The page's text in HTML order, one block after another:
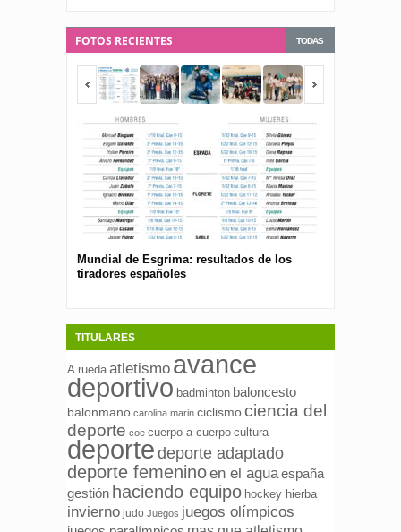
TODAS
FOTOS RECIENTES
Mundial de Esgrima: resultados de los
tiradores españoles
TITULARES
A rueda atletismo avance
deportivo badminton baloncesto
balonmano carolina marin ciclismociencia del
deporte coe cuerpo a cuerpo cultura
deportedeporte adaptado
deporte femeninoen el aguaespaña
gestión haciendo equipo hockey hierba
invierno judo Juegos juegos olímpicos